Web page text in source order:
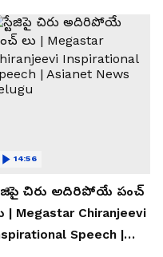
చిరు అదిరిపోయే పంచ్
| Megastar Chiranjeevi
Speech |
14:56